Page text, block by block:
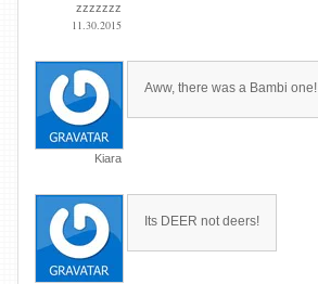
zzzzzzz
11.30.2015
Kiara
Aww, there was a Bambi one!
Its DEER not deers!